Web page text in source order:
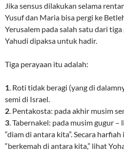
Jika sensus dilakukan selama
Yusuf dan Maria bisa pergi ke
Yerusalem pada salah satu dari
Yahudi dipaksa untuk hadir.
Tiga perayaan itu adalah:
1. Roti tidak beragi (yang di
semi di Israel.
2. Pentakosta: pada akhir musim
3. Tabernakel: pada musim gugur
“diam di antara kita”. Secara
“berkemah di antara kita,” lihat